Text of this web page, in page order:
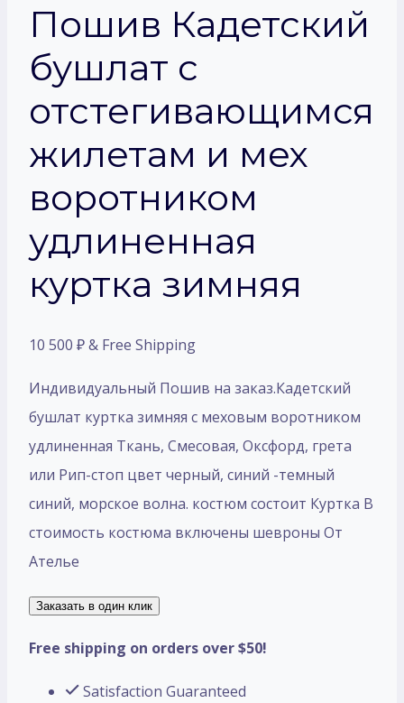
Пошив Кадетский
бушлат с
отстегивающимся
жилетам и мех
воротником
удлиненная
куртка зимняя
10 500 ₽& Free Shipping
Индивидуальный Пошив на заказ.Кадетский
бушлат куртка зимняя с меховым воротником
удлиненная Ткань, Смесовая, Оксфорд, грета
или Рип-стоп цвет черный, синий -темный
синий, морское волна. костюм состоит Куртка В
стоимость костюма включены шевроны От
Ателье
Заказать в один клик
Free shipping on orders over $50!
Satisfaction Guaranteed